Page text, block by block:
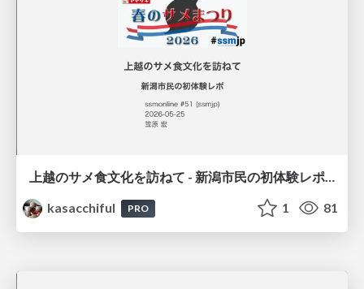
上越のサメ食文化を訪ねて - 新潟市民の初体験レポ / ssmjp-shark
kasacchiful
PRO 1 81